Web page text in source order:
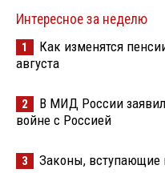
Интересное за неделю
1
Как изменятся
августа
2
В МИД России
войне с Россией
3 Законы, вступающие